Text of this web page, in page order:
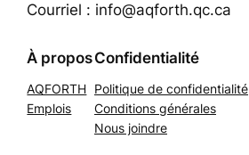
Courriel : info@aqforth.qc.ca
À propos
AQFORTH
Emplois
Confidentialité
Politique de confidentialité
Conditions générales
Nous joindre